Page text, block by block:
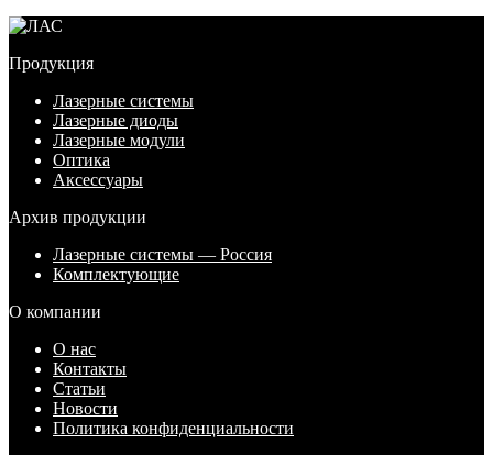
Продукция
Лазерные системы
Лазерные диоды
Лазерные модули
Оптика
Аксессуары
Архив продукции
Лазерные системы — Россия
Комплектующие
О компании
О нас
Контакты
Статьи
Новости
Политика конфиденциальности